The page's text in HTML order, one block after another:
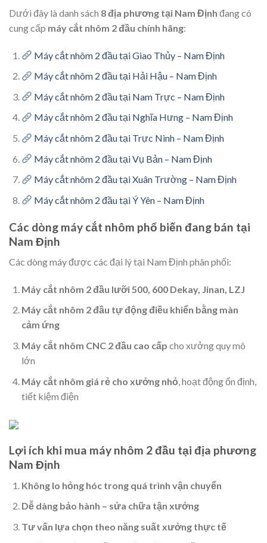
Dưới đây là danh sách 8 địa phương tại Nam Định đang có
cung cấp máy cắt nhôm 2 đầu chính hãng:
Máy cắt nhôm 2 đầu tại Giao Thủy – Nam Định
Máy cắt nhôm 2 đầu tại Hải Hậu – Nam Định
Máy cắt nhôm 2 đầu tại Nam Trực – Nam Định
Máy cắt nhôm 2 đầu tại Nghĩa Hưng – Nam Định
Máy cắt nhôm 2 đầu tại Trực Ninh – Nam Định
Máy cắt nhôm 2 đầu tại Vụ Bản – Nam Định
Máy cắt nhôm 2 đầu tại Xuân Trường – Nam Định
Máy cắt nhôm 2 đầu tại Ý Yên – Nam Định
Các dòng máy cắt nhôm phổ biến đang bán tại
Nam Định
Các dòng máy được các đại lý tại Nam Định phân phối:
Máy cắt nhôm 2 đầu lưỡi 500, 600 Dekay, Jinan, LZJ
Máy cắt nhôm 2 đầu tự động điều khiển bằng màn
cảm ứng
Máy cắt nhôm CNC 2 đầu cao cấp cho xưởng quy mô
lớn
Máy cắt nhôm giá rẻ cho xưởng nhỏ , hoạt động ổn định,
tiết kiệm điện
Lợi ích khi mua máy nhôm 2 đầu tại địa phương
Nam Định
Không lo hỏng hóc trong quá trình vận chuyển
Dễ dàng bảo hành – sửa chữa tận xưởng
Tư vấn lựa chọn theo năng suất xưởng thực tế